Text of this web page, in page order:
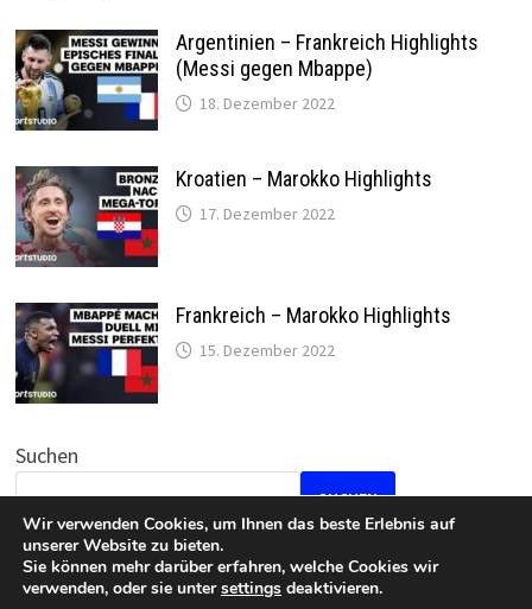
Argentinien – Frankreich Highlights
(Messi gegen Mbappe)
18. Dezember 2022
Kroatien – Marokko Highlights
17. Dezember 2022
Frankreich – Marokko Highlights
15. Dezember 2022
Suchen
SUCHEN
Wir verwenden Cookies, um Ihnen das beste Erlebnis auf
unserer Website zu bieten.
Sie können mehr darüber erfahren, welche Cookies wir
verwenden, oder sie untersettings deaktivieren.